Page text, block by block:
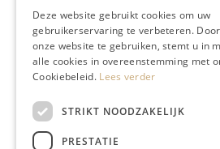
Deel dit artikel:
Deze website gebruikt cookies om uw
gebruikerservaring te verbeteren. Door
onze website te gebruiken, stemt u in
alle cookies in overeenstemming met
Cookiebeleid. Lees verder
STRIKT NOODZAKELIJK
PRESTATIE